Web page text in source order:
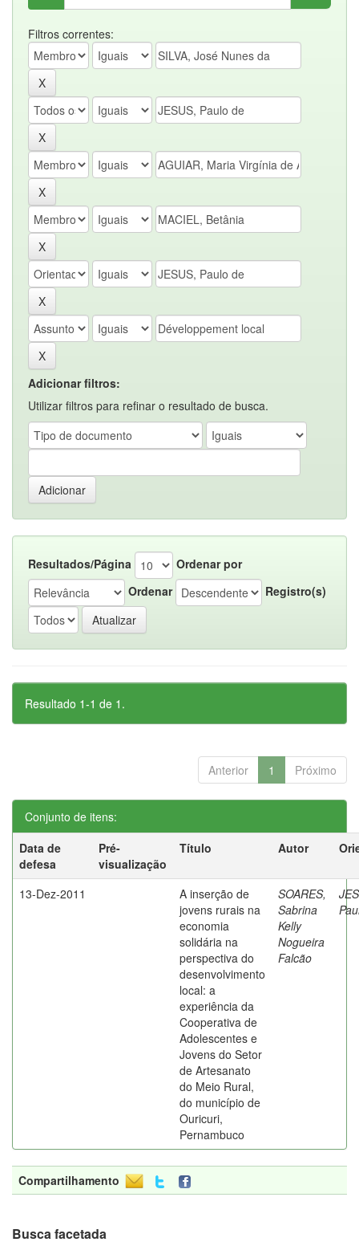
Filtros correntes:
Adicionar filtros:
Utilizar filtros para refinar o resultado de busca.
Resultados/Página
Ordenar por
Ordenar
Registro(s)
Resultado 1-1 de 1.
Anterior 1 Próximo
Conjunto de itens:
Data de
defesa
Pré-
visualização
Título Autor
13-Dez-2011
A inserção de
jovens rurais na
economia
solidária na
perspectiva do
desenvolvimento
local: a
experiência da
Cooperativa de
Adolescentes e
Jovens do Setor
de Artesanato
do Meio Rural,
do município de
Ouricuri,
Pernambuco
SOARES,
Sabrina
Kelly
Nogueira
Falcão
Compartilhamento
Busca facetada